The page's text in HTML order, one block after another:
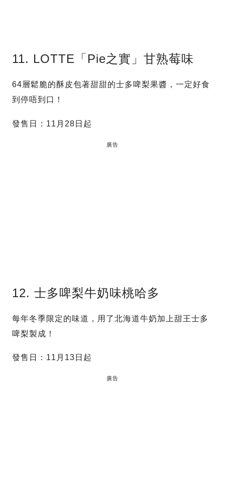
11. LOTTE「Pie之實」甘熟莓味
64層鬆脆的酥皮包著甜甜的士多啤梨果醬，一定好食
到停唔到口！
發售日：11月28日起
廣告
12. 士多啤梨牛奶味桃哈多
每年冬季限定的味道，用了北海道牛奶加上甜王士多
啤梨製成！
發售日：11月13日起
廣告